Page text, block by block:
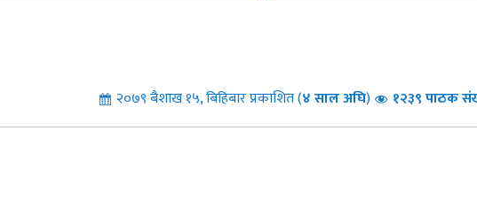
२०७९ बैशाख १५, बिहिबार प्रकाशित (४साल अघि) १२३९ पाठक